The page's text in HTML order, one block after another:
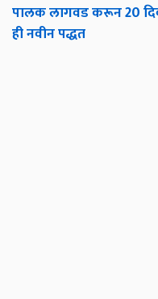
पालक लागवड करून 20
ही नवीन पद्धत